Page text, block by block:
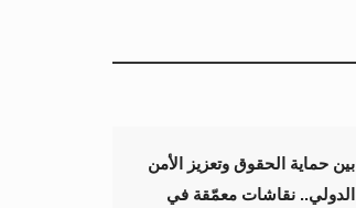
بين حماية الحقوق وتعزيز الأمن
الدولي.. نقاشات معمّقة في